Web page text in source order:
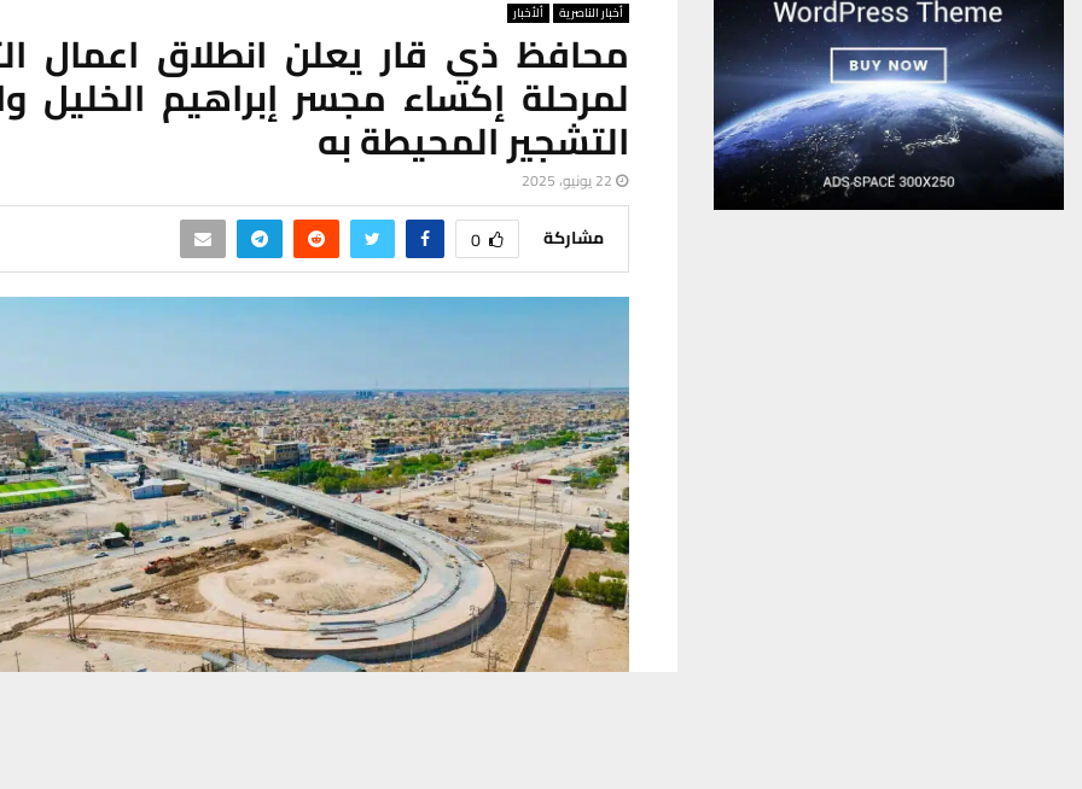
أخبار الناصرية ألأخبار
محافظ ذي قار يعلن انطلاق اعمال
لمرحلة إكساء مجسر إبراهيم الخليل
التشجير المحيطة به
22 يونيو، 2025
مشاركة 0